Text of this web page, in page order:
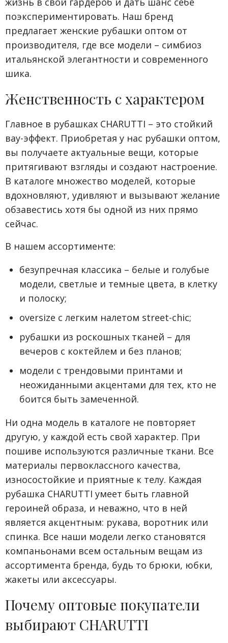
поэкспериментировать. Наш бренд
предлагает женские рубашки оптом от
производителя, где все модели – симбиоз
итальянской элегантности и современного
шика.
Женственность с характером
Главное в рубашках CHARUTTI – это стойкий
вау-эффект. Приобретая у нас рубашки оптом,
вы получаете актуальные вещи, которые
притягивают взгляды и создают настроение.
В каталоге множество моделей, которые
вдохновляют, удивляют и вызывают желание
обзавестись хотя бы одной из них прямо
сейчас.
В нашем ассортименте:
безупречная классика – белые и голубые
модели, светлые и темные цвета, в клетку
и полоску;
oversize с легким налетом street-chic;
рубашки из роскошных тканей – для
вечеров с коктейлем и без планов;
модели с трендовыми принтами и
неожиданными акцентами для тех, кто не
боится быть замеченной.
Ни одна модель в каталоге не повторяет
другую, у каждой есть свой характер. При
пошиве используются различные ткани. Все
материалы первоклассного качества,
износостойкие и приятные к телу. Каждая
рубашка CHARUTTI умеет быть главной
героиней образа, и неважно, что в ней
является акцентным: рукава, воротник или
спинка. Все наши модели легко становятся
компаньонами всем остальным вещам из
ассортимента бренда, будь то брюки, юбки,
жакеты или аксессуары.
Почему оптовые покупатели
выбирают CHARUTTI